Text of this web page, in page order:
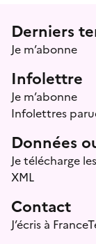
Menu
Derniers
Je m’abonne
Infolettre
Je m’abonne
Infolettres
Données
Je télécharge
XML
Contact
J’écris à